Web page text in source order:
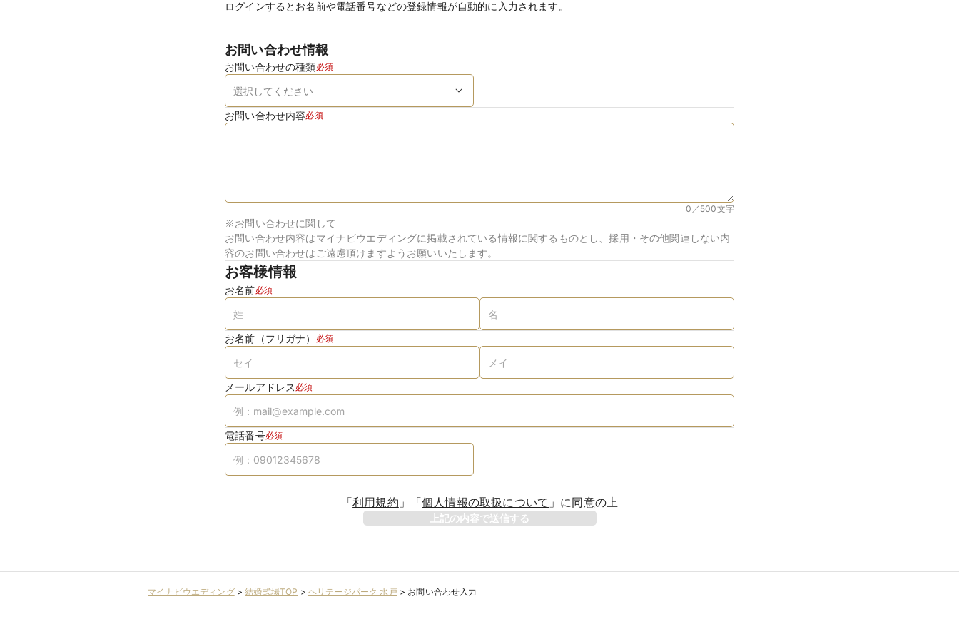
ログインするとお名前や電話番号などの登録情報が自動的に入力されます。
お問い合わせ情報
お問い合わせの種類必須
お問い合わせ内容必須
0／500文字
※お問い合わせに関して
お問い合わせ内容はマイナビウエディングに掲載されている情報に関するものとし、採用・その他関連しない内
容のお問い合わせはご遠慮頂けますようお願いいたします。
お客様情報
お名前必須
お名前（フリガナ） 必須
メールアドレス 必須
電話番号必須
「利用規約 」 「個人情報の取扱について 」 に同意の上
上記の内容で送信する
マイナビウエディング>結婚式場TOP > ヘリテージパーク 水戸 > お問い合わせ入力